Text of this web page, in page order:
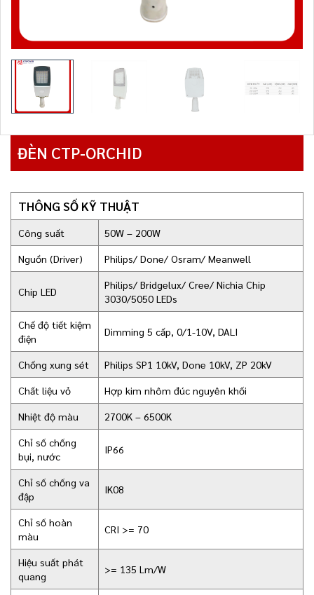
ĐÈN CTP-ORCHID
THÔNG SỐ KỸ THUẬT
Công suất 50W – 200W
Nguồn (Driver) Philips/ Done/ Osram/ Meanwell
Chip LED
Philips/ Bridgelux/ Cree/ Nichia Chip
3030/5050 LEDs
Chế độ tiết kiệm
điện
Dimming 5 cấp, 0/1-10V, DALI
Chống xung sét Philips SP1 10kV, Done 10kV, ZP 20kV
Chất liệu vỏ Hợp kim nhôm đúc nguyên khối
Nhiệt độ màu 2700K – 6500K
Chỉ số chống
bụi, nước
IP66
Chỉ số chống va
đập
IK08
Chỉ số hoàn
màu
CRI >= 70
Hiệu suất phát
quang
>= 135 Lm/W